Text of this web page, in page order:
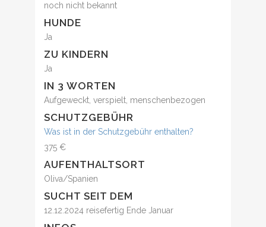
noch nicht bekannt
HUNDE
Ja
ZU KINDERN
Ja
IN 3 WORTEN
Aufgeweckt, verspielt, menschenbezogen
SCHUTZGEBÜHR
Was ist in der Schutzgebühr enthalten?
375 €
AUFENTHALTSORT
Oliva/Spanien
SUCHT SEIT DEM
12.12.2024 reisefertig Ende Januar